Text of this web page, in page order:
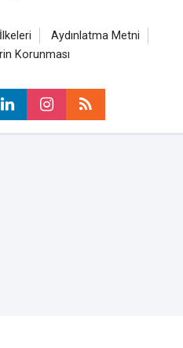
Aydınlatma Metni
Korunması